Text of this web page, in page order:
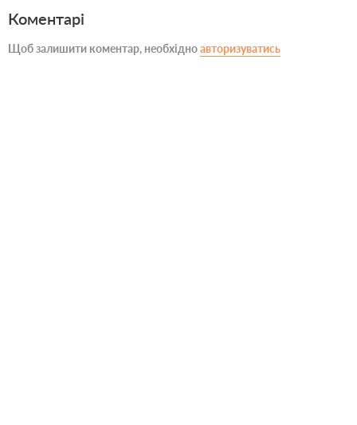
Коментарі
Щоб залишити коментар, необхідноавторизуватись